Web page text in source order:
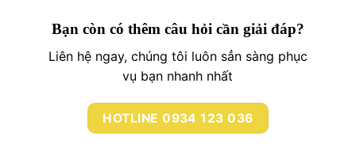
Bạn còn có thêm câu hỏi cần giải đáp?
Liên hệ ngay, chúng tôi luôn sẳn sàng phục
vụ bạn nhanh nhất
HOTLINE 0934 123 036